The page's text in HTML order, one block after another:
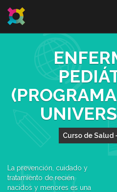
Curso de Salud
La prevención, cuidado y
tratamiento de recién
nacidos y menores es una